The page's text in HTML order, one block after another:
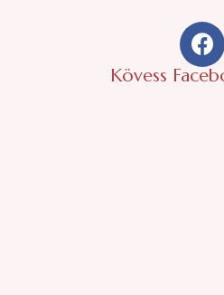
a
c
e
Kövess